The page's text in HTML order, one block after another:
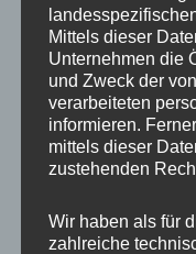
MP Mario
Beratung
Training
Coaching
Mittels dieser
Unternehmen die
und Zweck der
verarbeiteten
informieren.
mittels dieser
zustehenden
Wir haben als für
zahlreiche